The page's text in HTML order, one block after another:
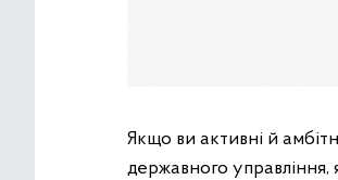
Якщо ви активні й
державного управління,